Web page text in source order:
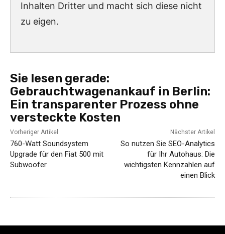
Inhalten Dritter und macht sich diese nicht
zu eigen.
Sie lesen gerade:
Gebrauchtwagenankauf in Berlin:
Ein transparenter Prozess ohne
versteckte Kosten
Vorheriger Artikel
760-Watt Soundsystem
Upgrade für den Fiat 500 mit
Subwoofer
Nächster Artikel
So nutzen Sie SEO-Analytics
für Ihr Autohaus: Die
wichtigsten Kennzahlen auf
einen Blick